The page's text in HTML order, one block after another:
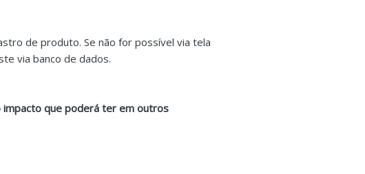
de produto. Se não for possível via tela
via banco de dados.
impacto que poderá ter em outros